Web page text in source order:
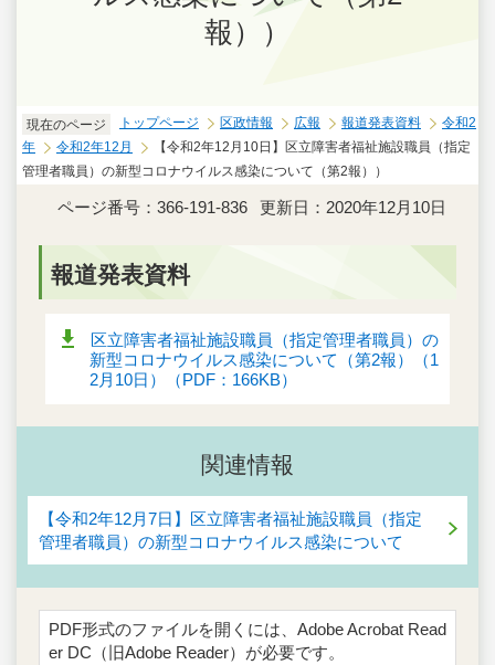
報））
現在のページ トップページ 区政情報 広報 報道発表資料
令和2
年
令和2年12月
【令和2年12月10日】区立障害者福祉施設職員（指定
管理者職員）の新型コロナウイルス感染について（第2報））
ページ番号：366-191-836 更新日：2020年12月10日
報道発表資料
区立障害者福祉施設職員（指定管理者職員）の
新型コロナウイルス感染について（第2報）（1
2月10日）（PDF：166KB）
関連情報
【令和2年12月7日】区立障害者福祉施設職員（指定
管理者職員）の新型コロナウイルス感染について
PDF形式のファイルを開くには、Adobe Acrobat Read
er DC（旧Adobe Reader）が必要です。